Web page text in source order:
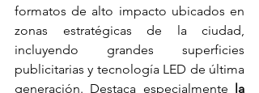
formatos de alto impacto ubicados en
zonas estratégicas de la ciudad,
incluyendo grandes superficies
publicitarias y tecnología LED de última
generación. Destaca especialmente la